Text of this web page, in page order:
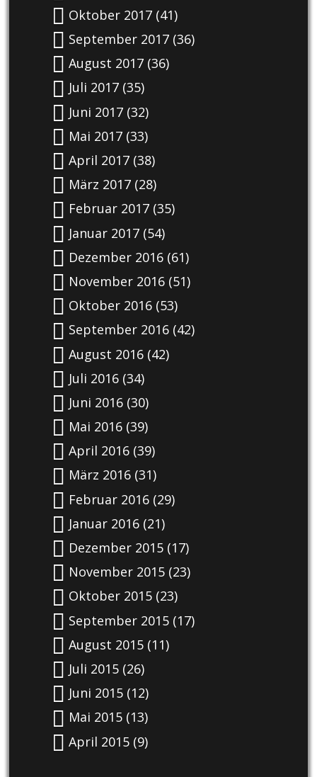
Oktober 2017(41)
September 2017(36)
August 2017(36)
Juli 2017(35)
Juni 2017(32)
Mai 2017(33)
April 2017(38)
März 2017(28)
Februar 2017(35)
Januar 2017(54)
Dezember 2016(61)
November 2016(51)
Oktober 2016(53)
September 2016(42)
August 2016(42)
Juli 2016(34)
Juni 2016(30)
Mai 2016(39)
April 2016(39)
März 2016(31)
Februar 2016(29)
Januar 2016(21)
Dezember 2015(17)
November 2015(23)
Oktober 2015(23)
September 2015(17)
August 2015(11)
Juli 2015(26)
Juni 2015(12)
Mai 2015(13)
April 2015(9)